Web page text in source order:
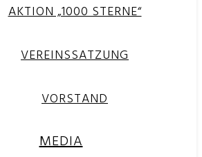
AKTION „1000 STERNE“
VEREINSSATZUNG
VORSTAND
MEDIA